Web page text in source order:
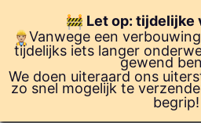
Let op: tijdelijke
Vanwege een
tijdelijks iets langer
gewend
We doen uiteraard ons
zo snel mogelijk te
begrip!
inhoud